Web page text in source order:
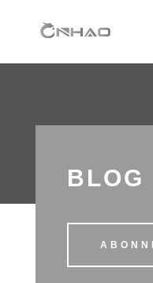
BLOG